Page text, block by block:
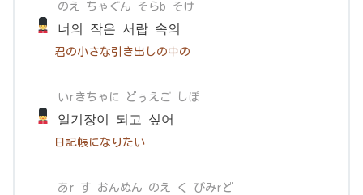
のえ ちゃぐん そらb そけ
너의 작은 서랍 속의
君の小さな引き出しの中の
いrきちゃに どぅえご しぽ
일기장이 되고 싶어
日記帳になりたい
あr す おんぬん のえ く ぴみrど